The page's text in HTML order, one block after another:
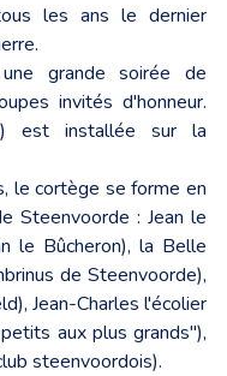
les ans le dernier
grande soirée de
invités d'honneur.
est installée sur la
le cortège se forme en
Steenvoorde : Jean le
le Bûcheron), la Belle
de Steenvoorde),
Jean-Charles l'écolier
aux plus grands"),
steenvoordois).